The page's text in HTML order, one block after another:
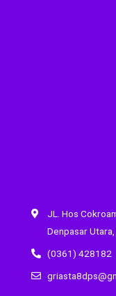
JL. Hos
Denpasar
(0361) 428182